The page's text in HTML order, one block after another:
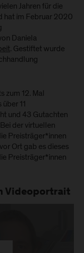
Jahren für die
hat im Februar 2020
Daniela
. Gestiftet wurde
zum 12. Mal
11
und 43 Gutachten
der virtuellen
Preisträger*innen
Ort gab es dieses
Preisträger*innen
Videoportrait